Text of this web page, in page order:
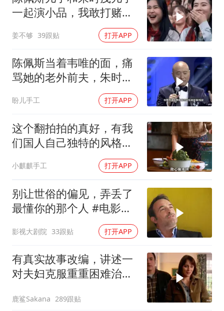
贵州轮胎子公司获美国退税8136万
郑国霖回应去景区上班被保安拦下
奋进开新局 实干挑大梁
一起演小品，我敢打赌你
姜不够 39跟贴 打开APP
陈佩斯当着韦唯的面，痛
骂她的老外前夫，朱时茂
盼儿手工 打开APP
这个翻拍拍的真好，有我
们国人自己独特的风格魅
小麒麒手工 打开APP
别让世俗的偏见，弄丢了
最懂你的那个人 #电影解
影视大剧院 33跟贴 打开APP
有真实故事改编，讲述一
对夫妇克服重重困难治疗
鹿鲨Sakana 289跟贴